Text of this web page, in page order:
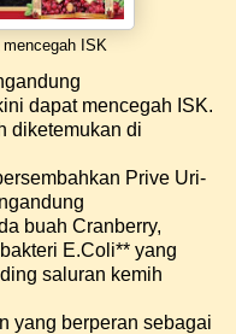
ISK
dapat mencegah ISK.
diketemukan di
Prive Uri-
buah Cranberry,
E.Coli** yang
saluran kemih
yang berperan sebagai